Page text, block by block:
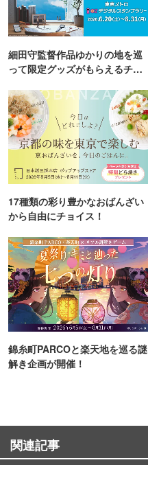
細田守監督作品ゆかりの地を巡
って限定グッズがもらえるチャ
17種類の彩り豊かなおばんざい
から自由にチョイス！
錦糸町PARCOと楽天地を巡る謎
解き企画が開催！
関連記事